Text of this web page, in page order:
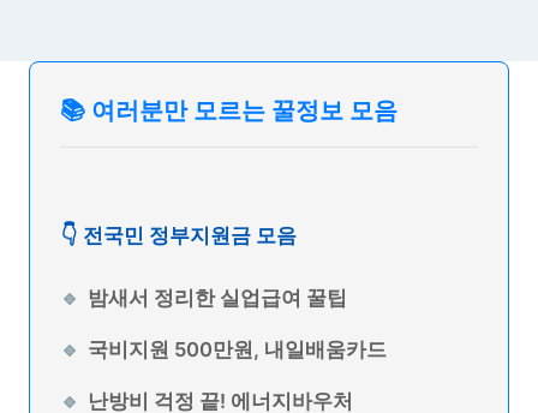
📚 여러분만 모르는 꿀정보 모음
👇 전국민 정부지원금 모음
밤새서 정리한 실업급여 꿀팁
국비지원 500만원, 내일배움카드
난방비 걱정 끝! 에너지바우처